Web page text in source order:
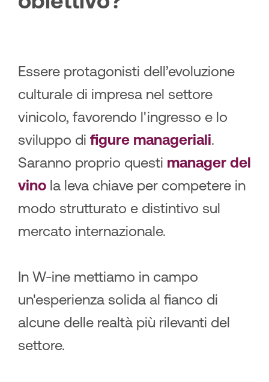
Essere protagonisti dell’evoluzione
culturale di impresa nel settore
vinicolo, favorendo l'ingresso e lo
sviluppo di figure manageriali.
Saranno proprio questi manager del
vino la leva chiave per competere in
modo strutturato e distintivo sul
mercato internazionale.
In W-ine mettiamo in campo
un'esperienza solida al fianco di
alcune delle realtà più rilevanti del
settore.